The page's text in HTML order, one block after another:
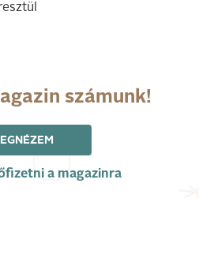
számunk!
a magazinra